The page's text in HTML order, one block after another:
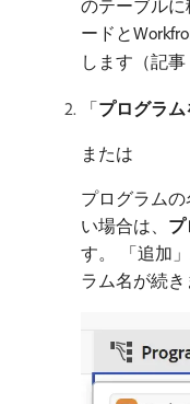
のテーブルに
ードと
します（記事
「プログラム
または
プログラム
い場合は、
す。 「追加
ラム名が続き